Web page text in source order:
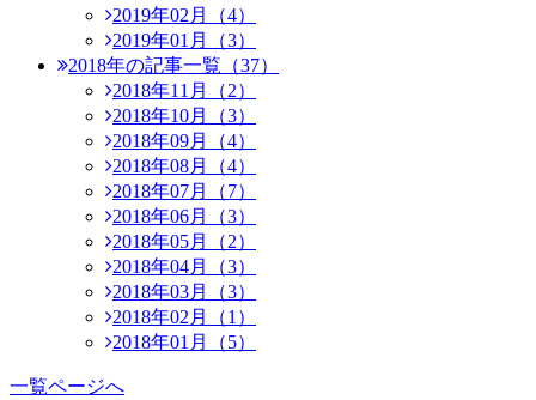
2019年02月（4）
2019年01月（3）
2018年の記事一覧（37）
2018年11月（2）
2018年10月（3）
2018年09月（4）
2018年08月（4）
2018年07月（7）
2018年06月（3）
2018年05月（2）
2018年04月（3）
2018年03月（3）
2018年02月（1）
2018年01月（5）
一覧ページへ